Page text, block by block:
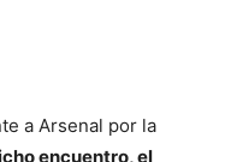
a Arsenal por la
encuentro, el